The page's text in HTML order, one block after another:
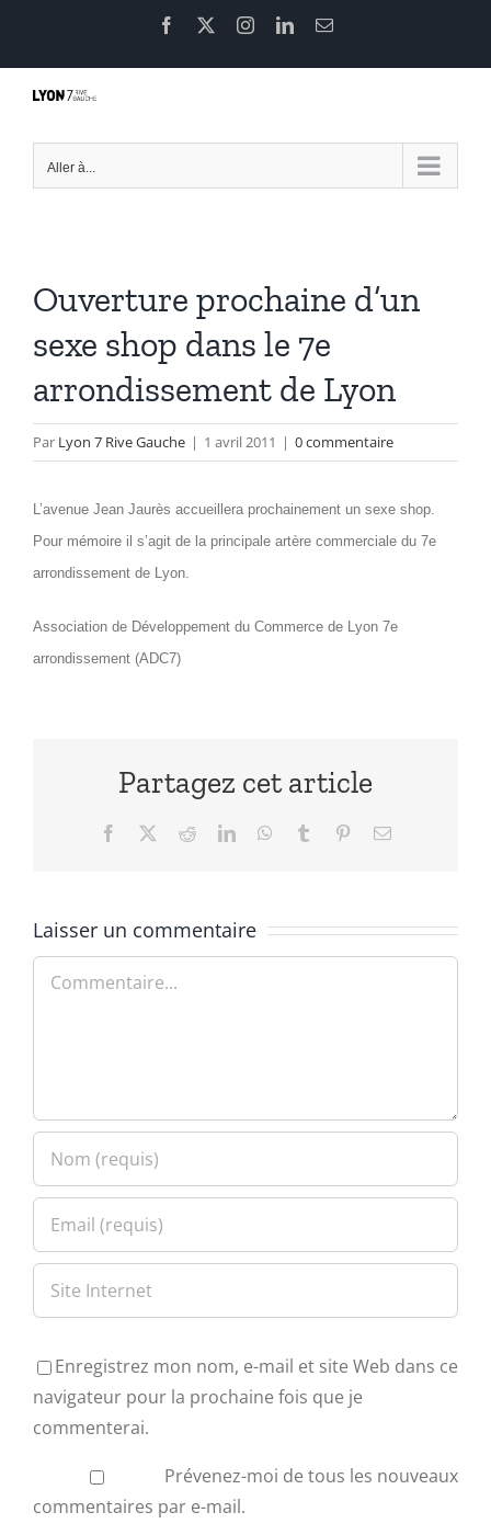
contenu
Facebook InstagramLinkedInEmail
Aller à...
Ouverture prochaine d’un
sexe shop dans le 7e
arrondissement de Lyon
Par Lyon 7 Rive Gauche | 1 avril 2011 | 0 commentaire
L’avenue Jean Jaurès accueillera prochainement un sexe shop.
Pour mémoire il s’agit de la principale artère commerciale du 7e
arrondissement de Lyon.
Association de Développement du Commerce de Lyon 7e
arrondissement (ADC7)
Partagez cet article
Facebook RedditLinkedInWhatsApp
Tumblr PinterestEmail
Laisser un commentaire
Commentaire
Enregistrez mon nom, e-mail et site Web dans ce
navigateur pour la prochaine fois que je
commenterai.
Prévenez-moi de tous les nouveaux
commentaires par e-mail.